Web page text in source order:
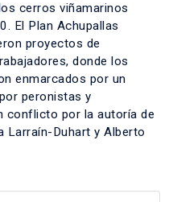
cerros viñamarinos
El Plan Achupallas
proyectos de
donde los
enmarcados por un
peronistas y
conflicto por la autoría de
Larraín-Duhart y Alberto